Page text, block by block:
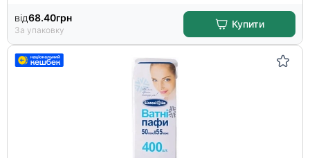
від68.40грн
За упаковку
Купити